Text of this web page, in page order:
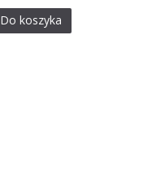
Do koszyka